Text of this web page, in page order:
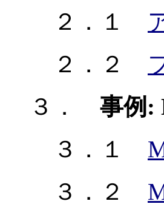
２．１
２．２
３． 事例:
３．１
３．２